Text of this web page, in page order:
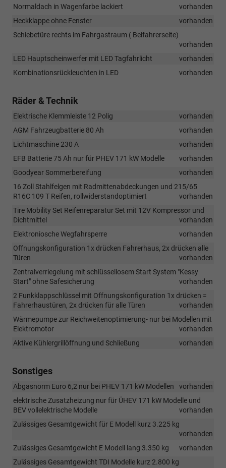
Normaldach in Wagenfarbe lackiert
vorhanden
Heckklappe ohne Fenster
vorhanden
Schiebetüre rechts im Fahrgastraum ( Beifahrerseite)
vorhanden
LED Hauptscheinwerfer mit LED Tagfahrlicht
vorhanden
Kombinationsrückleuchten in LED
vorhanden
Räder & Technik
Elektrische Klemmleiste 12 Polig
vorhanden
AGM Fahrzeugbatterie 80 Ah
vorhanden
Lichtmaschine 230 A
vorhanden
EFB Batterie 75 Ah nur für PHEV 171 kW Modelle
vorhanden
Goodyear Sommerbereifung
vorhanden
16 Zoll Stahlfelgen mit Radmittenabdeckungen und 215/65
R16C 109 T Reifen, rollwiderstandoptimiert
vorhanden
Tire Mobility Set Reifenreparatur Set mit 12V Kompressor und
Dichtmittel
vorhanden
Elektroniosche Wegfahrsperre
vorhanden
Offnungskonfiguration 1x drücken Fahrerhaus, 2x drücken alle
Türen
vorhanden
Zentralverriegelung mit schlüssellosem Start System "Kessy
Start" ohne Safesicherung
vorhanden
2 Funkklappschlüssel mit Offnungskonfiguration 1x drücken =
Fahrerhaustüren, 2x drücken für alle Türen
vorhanden
Wärmepumpe zur Reichweitenoptimierung- nur bei Modellen mit
Elektromotor
vorhanden
Aktive Kühlergrillöffnung und Schließung
vorhanden
Sonstiges
Abgasnorm Euro 6,2 nur bei PHEV 171 kW Modellen
vorhanden
elektrische Zusatzheizung nur für ÜHEV 171 kW Modelle und
BEV vollelektrische Modelle
vorhanden
Zulässiges Gesamtgewicht für E Modell kurz 3.225 kg
vorhanden
Zulässiges Gesamtgewicht E Modell lang 3.350 kg
vorhanden
Zulässiges Gesamtgewicht TDI Modelle kurz 2.800 kg